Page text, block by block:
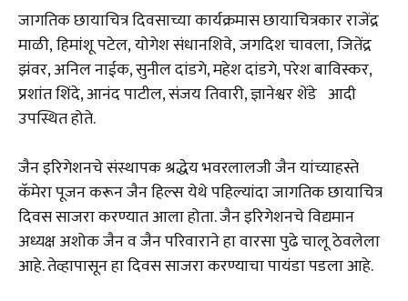
जागतिक छायाचित्र दिवसाच्या कार्यक्रमास छायाचित्रकार राजेंद्र
माळी, हिमांशू पटेल, योगेश संधानशिवे, जगदिश चावला, जितेंद्र
झंवर, अनिल नाईक, सुनील दांडगे, महेश दांडगे, परेश बाविस्कर,
प्रशांत शिंदे, आनंद पाटील, संजय तिवारी, ज्ञानेश्वर शेंडे आदी
उपस्थित होते.
जैन इरिगेशनचे संस्थापक श्रद्धेय भवरलालजी जैन यांच्याहस्ते
कॅमेरा पूजन करून जैन हिल्स येथे पहिल्यांदा जागतिक छायाचित्र
दिवस साजरा करण्यात आला होता. जैन इरिगेशनचे विद्यमान
अध्यक्ष अशोक जैन व जैन परिवाराने हा वारसा पुढे चालू ठेवलेला
आहे. तेव्हापासून हा दिवस साजरा करण्याचा पायंडा पडला आहे.